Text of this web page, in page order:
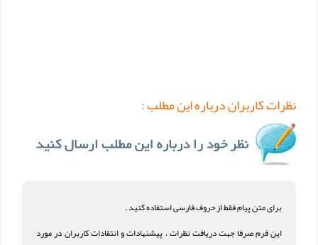
نظرات کاربران درباره این مطلب :
برای متن پیام فقط از حروف فارسی استفاده کنید .
این فرم صرفا جهت دریافت نظرات ، پیشنهادات و انتقادات کاربران در مورد